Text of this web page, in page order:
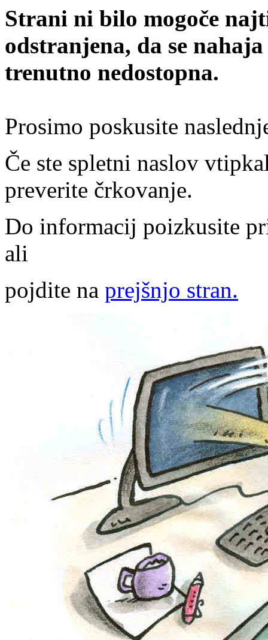
Strani ni bilo mogoče
odstranjena, da se
trenutno nedostopna.
Prosimo poskusite
Če ste spletni naslov
preverite črkovanje.
Do informacij poizkusite
ali
pojdite na prejšnjo stran.